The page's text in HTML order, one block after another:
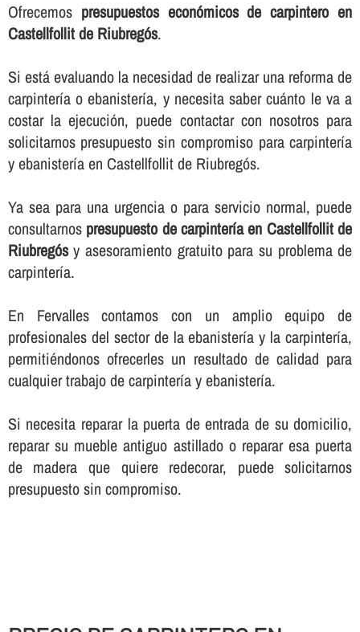
Ofrecemos presupuestos económicos de carpintero en
Castellfollit de Riubregós.
Si está evaluando la necesidad de realizar una reforma de
carpinterí­a o ebanisterí­a, y necesita saber cuánto le va a
costar la ejecución, puede contactar con nosotros para
solicitarnos presupuesto sin compromiso para carpinterí­a
y ebanisterí­a en Castellfollit de Riubregós.
Ya sea para una urgencia o para servicio normal, puede
consultarnos presupuesto de carpinterí­a en Castellfollit de
Riubregósy asesoramiento gratuito para su problema de
carpinterí­a.
En Fervalles contamos con un amplio equipo de
profesionales del sector de la ebanisterí­a y la carpinterí­a,
permitiéndonos ofrecerles un resultado de calidad para
cualquier trabajo de carpinterí­a y ebanisterí­a.
Si necesita reparar la puerta de entrada de su domicilio,
reparar su mueble antiguo astillado o reparar esa puerta
de madera que quiere redecorar, puede solicitarnos
presupuesto sin compromiso.